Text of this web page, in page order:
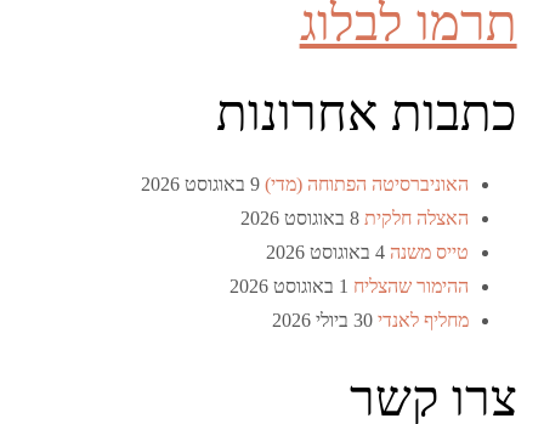
תרמו לבלוג
כתבות אחרונות
האוניברסיטה הפתוחה (מדי) 9 באוגוסט 2026
האצלה חלקית 8 באוגוסט 2026
טייס משנה 4 באוגוסט 2026
ההימור שהצליח 1 באוגוסט 2026
מחליף לאנדי 30 ביולי 2026
צרו קשר